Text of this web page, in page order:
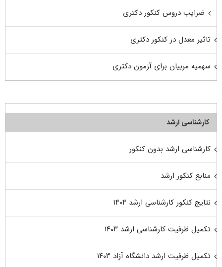
ضرایب دروس کنکور دکتری
تاثیر معدل در کنکور دکتری
سهمیه مربیان برای آزمون دکتری
کارشناسی ارشد
کارشناسی ارشد بدون کنکور
منابع کنکور ارشد
نتایج کنکور کارشناسی ارشد ۱۴۰۴
تکمیل ظرفیت کارشناسی ارشد ۱۴۰۳
تکمیل ظرفیت ارشد دانشگاه آزاد ۱۴۰۳